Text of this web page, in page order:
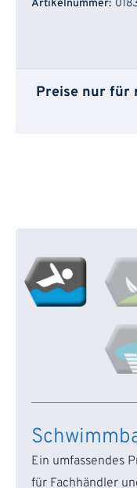
Preise nur für
Ein umfassendes
für Fachhändler